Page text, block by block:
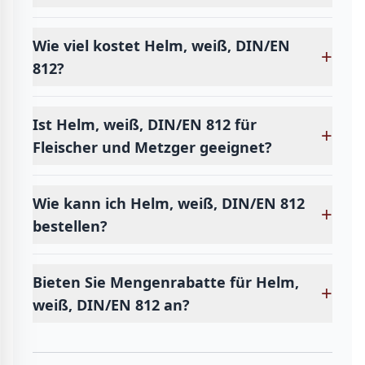
Wie viel kostet Helm, weiß, DIN/EN
812?
+
Ist Helm, weiß, DIN/EN 812 für
Fleischer und Metzger geeignet?
+
Wie kann ich Helm, weiß, DIN/EN 812
bestellen?
+
Bieten Sie Mengenrabatte für Helm,
weiß, DIN/EN 812 an?
+